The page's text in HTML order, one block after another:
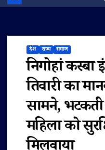
देश राज्य समाज
निगोहां कस्बा
तिवारी का
सामने,
महिला को